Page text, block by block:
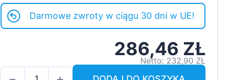
Darmowe zwroty w ciągu 30 dni w UE!
286,46 ZŁ
Netto: 232,90 ZŁ